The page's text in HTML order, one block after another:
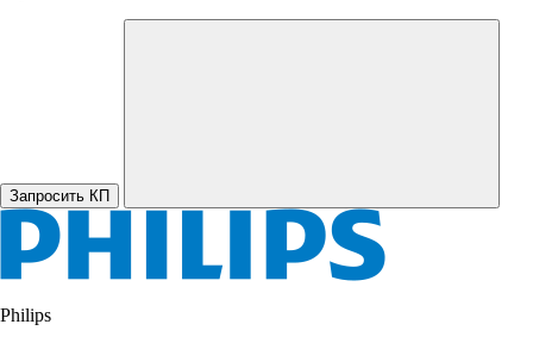
Запросить КП
Philips